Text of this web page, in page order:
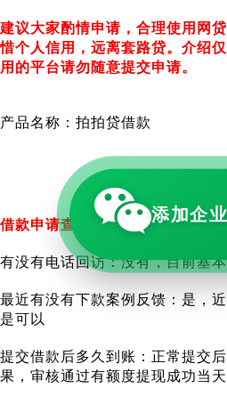
建议大家酌情申请，合理使用网
惜个人信用，远离套路贷。介绍
用的平台请勿随意提交申请。
产品名称：拍拍贷借款
借款申请查征信吗：是，申请查
有没有电话回访：没有，目前基
最近有没有下款案例反馈：是，
是可以
提交借款后多久到账：正常提交
果，审核通过有额度提现成功当
添加企